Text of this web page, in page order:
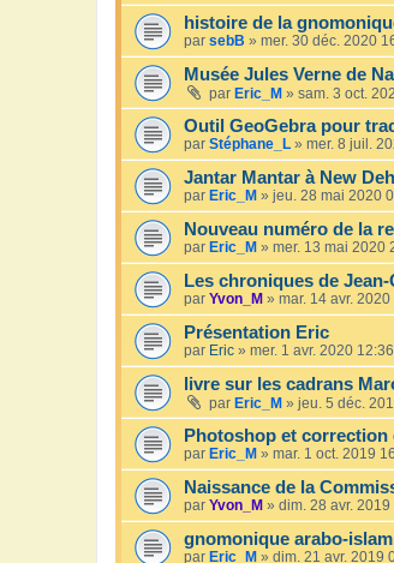
histoire de la
par sebB » mer. 30 déc. 2020
Musée Jules Verne de
par Eric_M » sam. 3 oct.
Outil GeoGebra pour
par Stéphane_L » mer. 8 juil.
Jantar Mantar à New
par Eric_M » jeu. 28 mai 2020
Nouveau numéro de la
par Eric_M » mer. 13 mai 2020
Les chroniques de
par Yvon_M » mar. 14 avr. 2020
Présentation Eric
par Eric » mer. 1 avr. 2020 12:36
livre sur les cadrans
par Eric_M » jeu. 5 déc.
Photoshop et
par Eric_M » mar. 1 oct. 2019
Naissance de la
par Yvon_M » dim. 28 avr. 2019
gnomonique arabo-
par Eric_M » dim. 21 avr. 2019